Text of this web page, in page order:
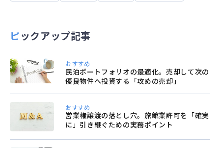
ピックアップ記事
おすすめ
民泊ポートフォリオの最適化。売却して次の
優良物件へ投資する「攻めの売却」
おすすめ
営業権譲渡の落とし穴。旅館業許可を「確実
に」引き継ぐための実務ポイント